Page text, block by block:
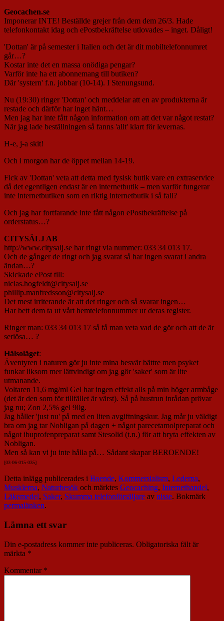
Geocachen.se
Imponerar INTE! Beställde grejer från dem dem 26/3. Hade
telefonkontakt idag och ePostbekräftelse utlovades – inget. Dåligt!
'Dottan' är på semester i Italien och det är dit mobiltelefonnumret
går…?
Kostar inte det en massa onödiga pengar?
Varför inte ha ett abonnemang till butiken?
Där 'systern' f.n. jobbar (10-14). I Stenungsund.
Nu (19:30) ringer 'Dottan' och meddelar att en av produkterna är
restade och därför har inget hänt…
Men jag har inte fått någon information om att det var något restat?
När jag lade beställningen så fanns 'allt' klart för levernas.
H-e, j-a skit!
Och i morgon har de öppet mellan 14-19.
Fick av 'Dottan' veta att detta med fysisk butik vare en extraservice
då det egentligen endast är en internetbutik – men varför fungerar
inte internetbutiken som en riktig internetbutik i så fall?
Och jag har fortfarande inte fått någon ePostbekräftelse på
orderstatus…?
CITYSÄLJ AB
http://www.citysalj.se har ringt via nummer: 033 34 013 17.
Och de gånger de ringt och jag svarat så har ingen svarat i andra
ändan…?
Skickade ePost till:
niclas.hogfeldt@citysalj.se
phillip.manfredsson@citysalj.se
Det mest irriterande är att det ringer och så svarar ingen…
Har bett dem ta ut vårt hemtelefonnummer ur deras register.
Ringer man: 033 34 013 17 så få man veta vad de gör och att de är
seriösa… ?
Hälsoläget:
Äventyren i naturen gör ju inte mina besvär bättre men psyket
funkar liksom mer lättvindigt om jag gör 'saker' som är lite
utmanande.
Voltaren 11,6 mg/ml Gel har ingen effekt alls på min höger armbåge
(det är den som för tillfället är värst). Så på hustrun inrådan prövar
jag nu; Zon 2,5% gel 90g.
Jag håller 'just nu' på med en liten avgiftningskur. Jag mår ju väldigt
bra om jag tar Nobligan på dagen + något parecetamolpreparat och
något ibuprofenpreparat samt Stesolid (t.n.) för att bryta effekten av
Nobligan.
Men så kan vi ju inte hålla på… Sådant skapar BEROENDE!
[03-06-015-035]
Detta inlägg publicerades i Boende, Kommersialism, Lederna,
Musklerna, Naturbesök och märktes Geocaching, Internethandel,
Läkemedel, Saker, Skumma telefonförsäljare av nisse. Bokmärk
permalänken.
Lämna ett svar
Din e-postadress kommer inte publiceras. Obligatoriska fält är
märkta *
Kommentar *